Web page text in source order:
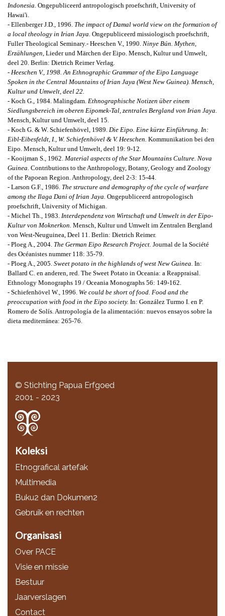
Indonesia. Ongepubliceerd antropologisch proefschrift, University of
Hawai'i.
- Ellenberger J.D., 1996. The impact of Damal world view on the formation of
a local theology in Irian Jaya. Ongepubliceerd missiologisch proefschrift,
Fuller Theological Seminary.- Heeschen V., 1990. Ninye Bún. Mythen,
Erzählungen, Lieder und Märchen der Eipo. Mensch, Kultur und Umwelt,
deel 20. Berlin: Dietrich Reimer Verlag
- Heeschen V., 1998. An Ethnographic Grammar of the Eipo Language
Spoken in the Central Mountains of Irian Jaya (West New Guinea). Mensch,
Kultur und Umwelt, deel 22.
- Koch G., 1984. Malingdam. Ethnographische Notizen über einem
Siedlungsbereich im oberen Eipomek-Tal, zentrales Bergland von Irian Jaya.
Mensch, Kultur und Umwelt, deel 15.
- Koch G. & W. Schiefenhövel, 1989. Die Eipo. Eine kürze Einführung. In:
Eibl-Eibesfeldt, I., W. Schiefenhövel & V. Heeschen. Kommunikation bei den
Eipo. Mensch, Kultur und Umwelt, deel 19: 9-12.
- Kooijman S., 1962. Material aspects of the Star Mountains Culture. Nova
Guinea. Contributions to the Anthropology, Botany, Geology and Zoology
of the Papoean Region. Anthropology, deel 2-3: 15-44.
- Larson G.F., 1986. The structure and demography of the cycle of warfare
among the Ilaga Dani of Irian Jaya. Ongepubliceerd antropologisch
proefschrift, University of Michigan.
- Michel Th., 1983. Interdependenz von Wirtschaft und Umwelt in der Eipo-
Kultur von Moknerkon. Mensch, Kultur und Umwelt im Zentralen Bergland
von West-Neuguinea, Deel 11. Berlin: Dietrich Reimer.
- Ploeg A., 2004. The German Eipo Research Project. Journal de la Société
des Océanistes nummer 118: 35-79.
- Ploeg A., 2005. Sweet potato in the highlands of west New Guinea. In:
Ballard C. en anderen, red. The Sweet Potato in Oceania: a Reappraisal.
Ethnology Monographs 19 / Oceania Monographs 56: 149-162.
- Schiefenhövel W., 1996. We could be short of food. Food and the
preoccupation with food in the Eipo society. In: González Turmo I. en P.
Romero de Solís. Antropología de la alimentación: nuevos ensayos sobre la
dieta mediterránea: 265-76.
© Stichting Papua Erfgoed
2001 - 2023
Koleksi
Etnografical artefak
Multimedia
Buku2 dan Dokumen2
Gebruik en rechten
Organisasi
Over PACE
Visie en missie
Bestuur
Jaarverslagen
Contact